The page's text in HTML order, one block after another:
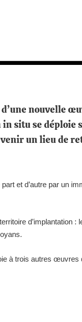
d’une
situ se
un lieu de
et d’autre par un
d’implantation
à trois autres œuvres